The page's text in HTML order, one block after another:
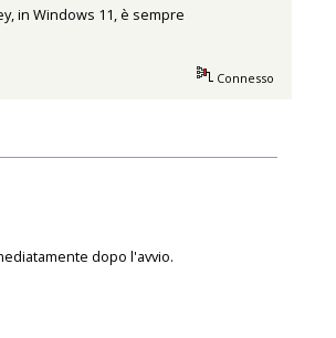
in Windows 11, è sempre
Connesso
dopo l'avvio.